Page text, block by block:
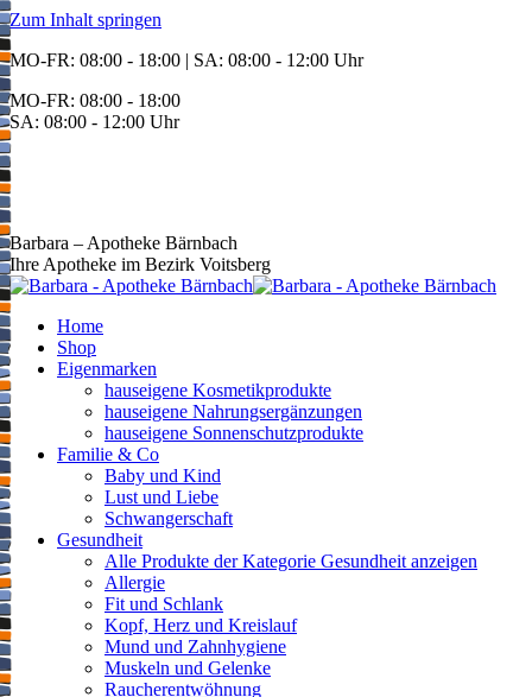
Zum Inhalt springen
MO-FR: 08:00 - 18:00 | SA: 08:00 - 12:00 Uhr
MO-FR: 08:00 - 18:00
SA: 08:00 - 12:00 Uhr
BEREITSCHAFT
+43 3142 62553
Barbara – Apotheke Bärnbach
Ihre Apotheke im Bezirk Voitsberg
Home
Shop
Eigenmarken
hauseigene Kosmetikprodukte
hauseigene Nahrungsergänzungen
hauseigene Sonnenschutzprodukte
Familie & Co
Baby und Kind
Lust und Liebe
Schwangerschaft
Gesundheit
Alle Produkte der Kategorie Gesundheit anzeigen
Allergie
Fit und Schlank
Kopf, Herz und Kreislauf
Mund und Zahnhygiene
Muskeln und Gelenke
Raucherentwöhnung